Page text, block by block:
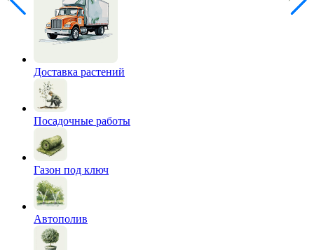
Доставка растений
Посадочные работы
Газон под ключ
Автополив